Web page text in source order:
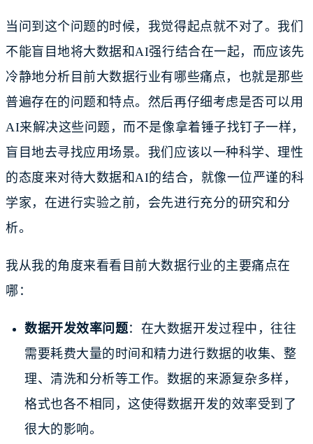
当问到这个问题的时候，我觉得起点就不对了。我们
不能盲目地将大数据和AI强行结合在一起，而应该先
冷静地分析目前大数据行业有哪些痛点，也就是那些
普遍存在的问题和特点。然后再仔细考虑是否可以用
AI来解决这些问题，而不是像拿着锤子找钉子一样，
盲目地去寻找应用场景。我们应该以一种科学、理性
的态度来对待大数据和AI的结合，就像一位严谨的科
学家，在进行实验之前，会先进行充分的研究和分
析。
我从我的角度来看看目前大数据行业的主要痛点在
哪：
数据开发效率问题：在大数据开发过程中，往往
需要耗费大量的时间和精力进行数据的收集、整
理、清洗和分析等工作。数据的来源复杂多样，
格式也各不相同，这使得数据开发的效率受到了
很大的影响。